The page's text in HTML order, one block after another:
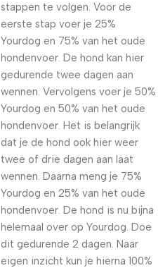
stappen te volgen. Voor de
eerste stap voer je 25%
Yourdog en 75% van het oude
hondenvoer. De hond kan hier
gedurende twee dagen aan
wennen. Vervolgens voer je 50%
Yourdog en 50% van het oude
hondenvoer. Het is belangrijk
dat je de hond ook hier weer
twee of drie dagen aan laat
wennen. Daarna meng je 75%
Yourdog en 25% van het oude
hondenvoer. De hond is nu bijna
helemaal over op Yourdog. Doe
dit gedurende 2 dagen. Naar
eigen inzicht kun je hierna 100%